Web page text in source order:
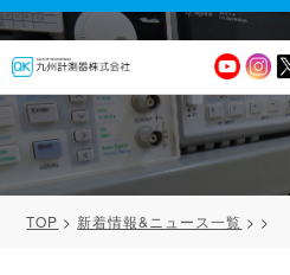
TOP 新着情報&ニュース一覧